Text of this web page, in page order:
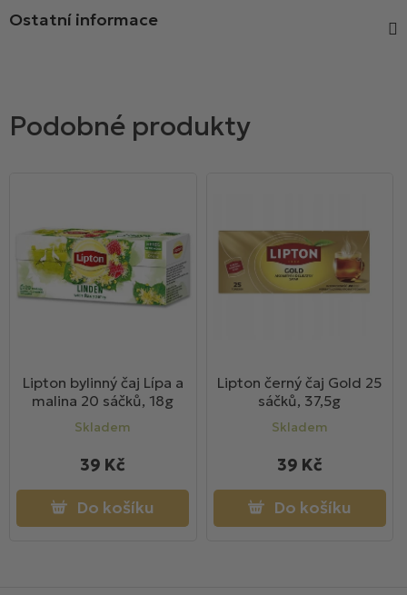
Ostatní informace
Lipton bylinný čaj Lípa a
malina 20 sáčků, 18g
Skladem
39 Kč
Do košíku
Lipton černý čaj Gold 25
sáčků, 37,5g
Skladem
39 Kč
Do košíku